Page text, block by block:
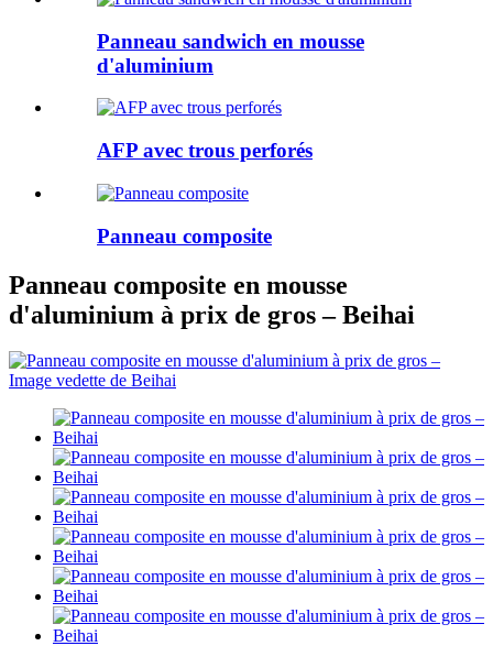
Panneau sandwich en mousse
d'aluminium
AFP avec trous perforés
Panneau composite
Panneau composite en mousse
d'aluminium à prix de gros – Beihai